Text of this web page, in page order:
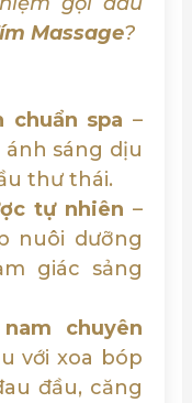
Massage?
chuẩn spa –
sáng dịu
thư thái.
tự nhiên –
nuôi dưỡng
giác sảng
chuyên
với xoa bóp
đầu, căng